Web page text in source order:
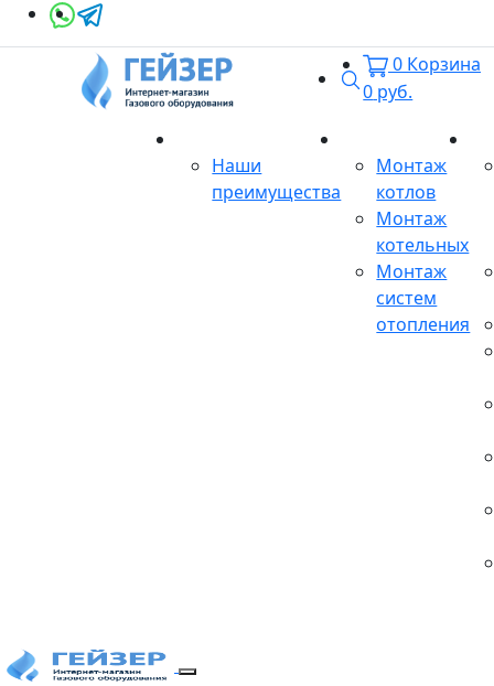
Поиск
0 Корзина
0 руб.
Наши
преимущества
Монтаж
котлов
Монтаж
котельных
Монтаж
систем
отопления